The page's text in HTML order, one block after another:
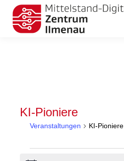
KI-Pioniere
Veranstaltungen KI-Pioniere
Veranstaltungen